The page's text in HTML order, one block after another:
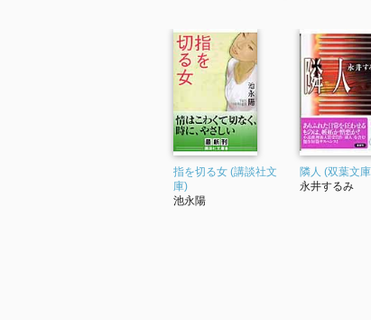
指を切る女 (講談社文
庫)
池永陽
隣人 (双葉文
永井するみ